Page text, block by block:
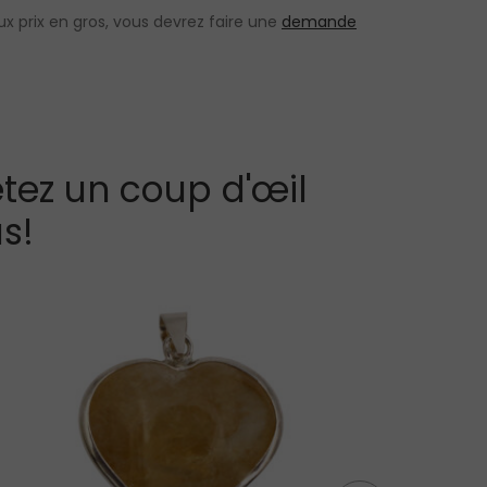
prix en gros, vous devrez faire une demande
un coup d'œil